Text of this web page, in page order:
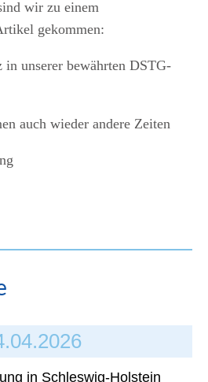
wir zu einem
gekommen:
unserer bewährten DSTG-
auch wieder andere Zeiten
in Schleswig-Holstein